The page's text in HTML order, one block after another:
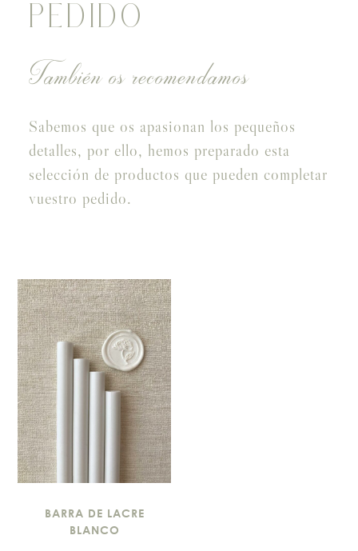
PEDIDO
También os recomendamos
Sabemos que os apasionan los pequeños
detalles, por ello, hemos preparado esta
selección de productos que pueden completar
vuestro pedido.
BARRA DE LACRE
BLANCO